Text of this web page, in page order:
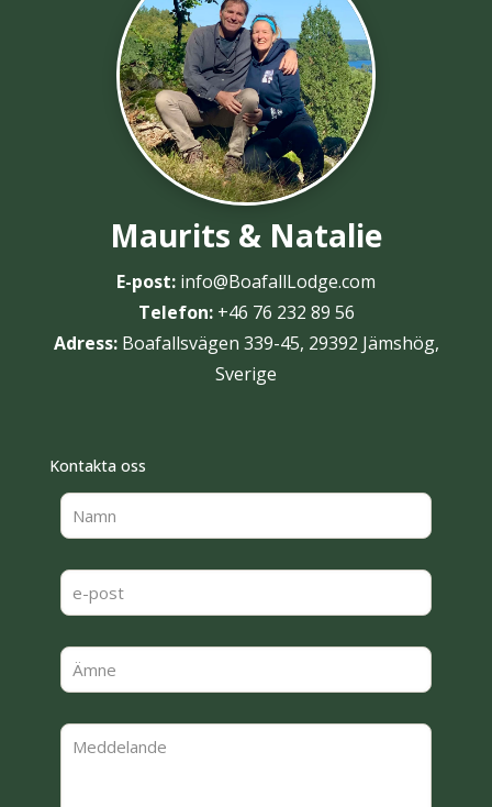
Maurits & Natalie
E-post: info@BoafallLodge.com
Telefon: +46 76 232 89 56
Adress:Boafallsvägen 339-45, 29392 Jämshög,
Sverige
Kontakta oss